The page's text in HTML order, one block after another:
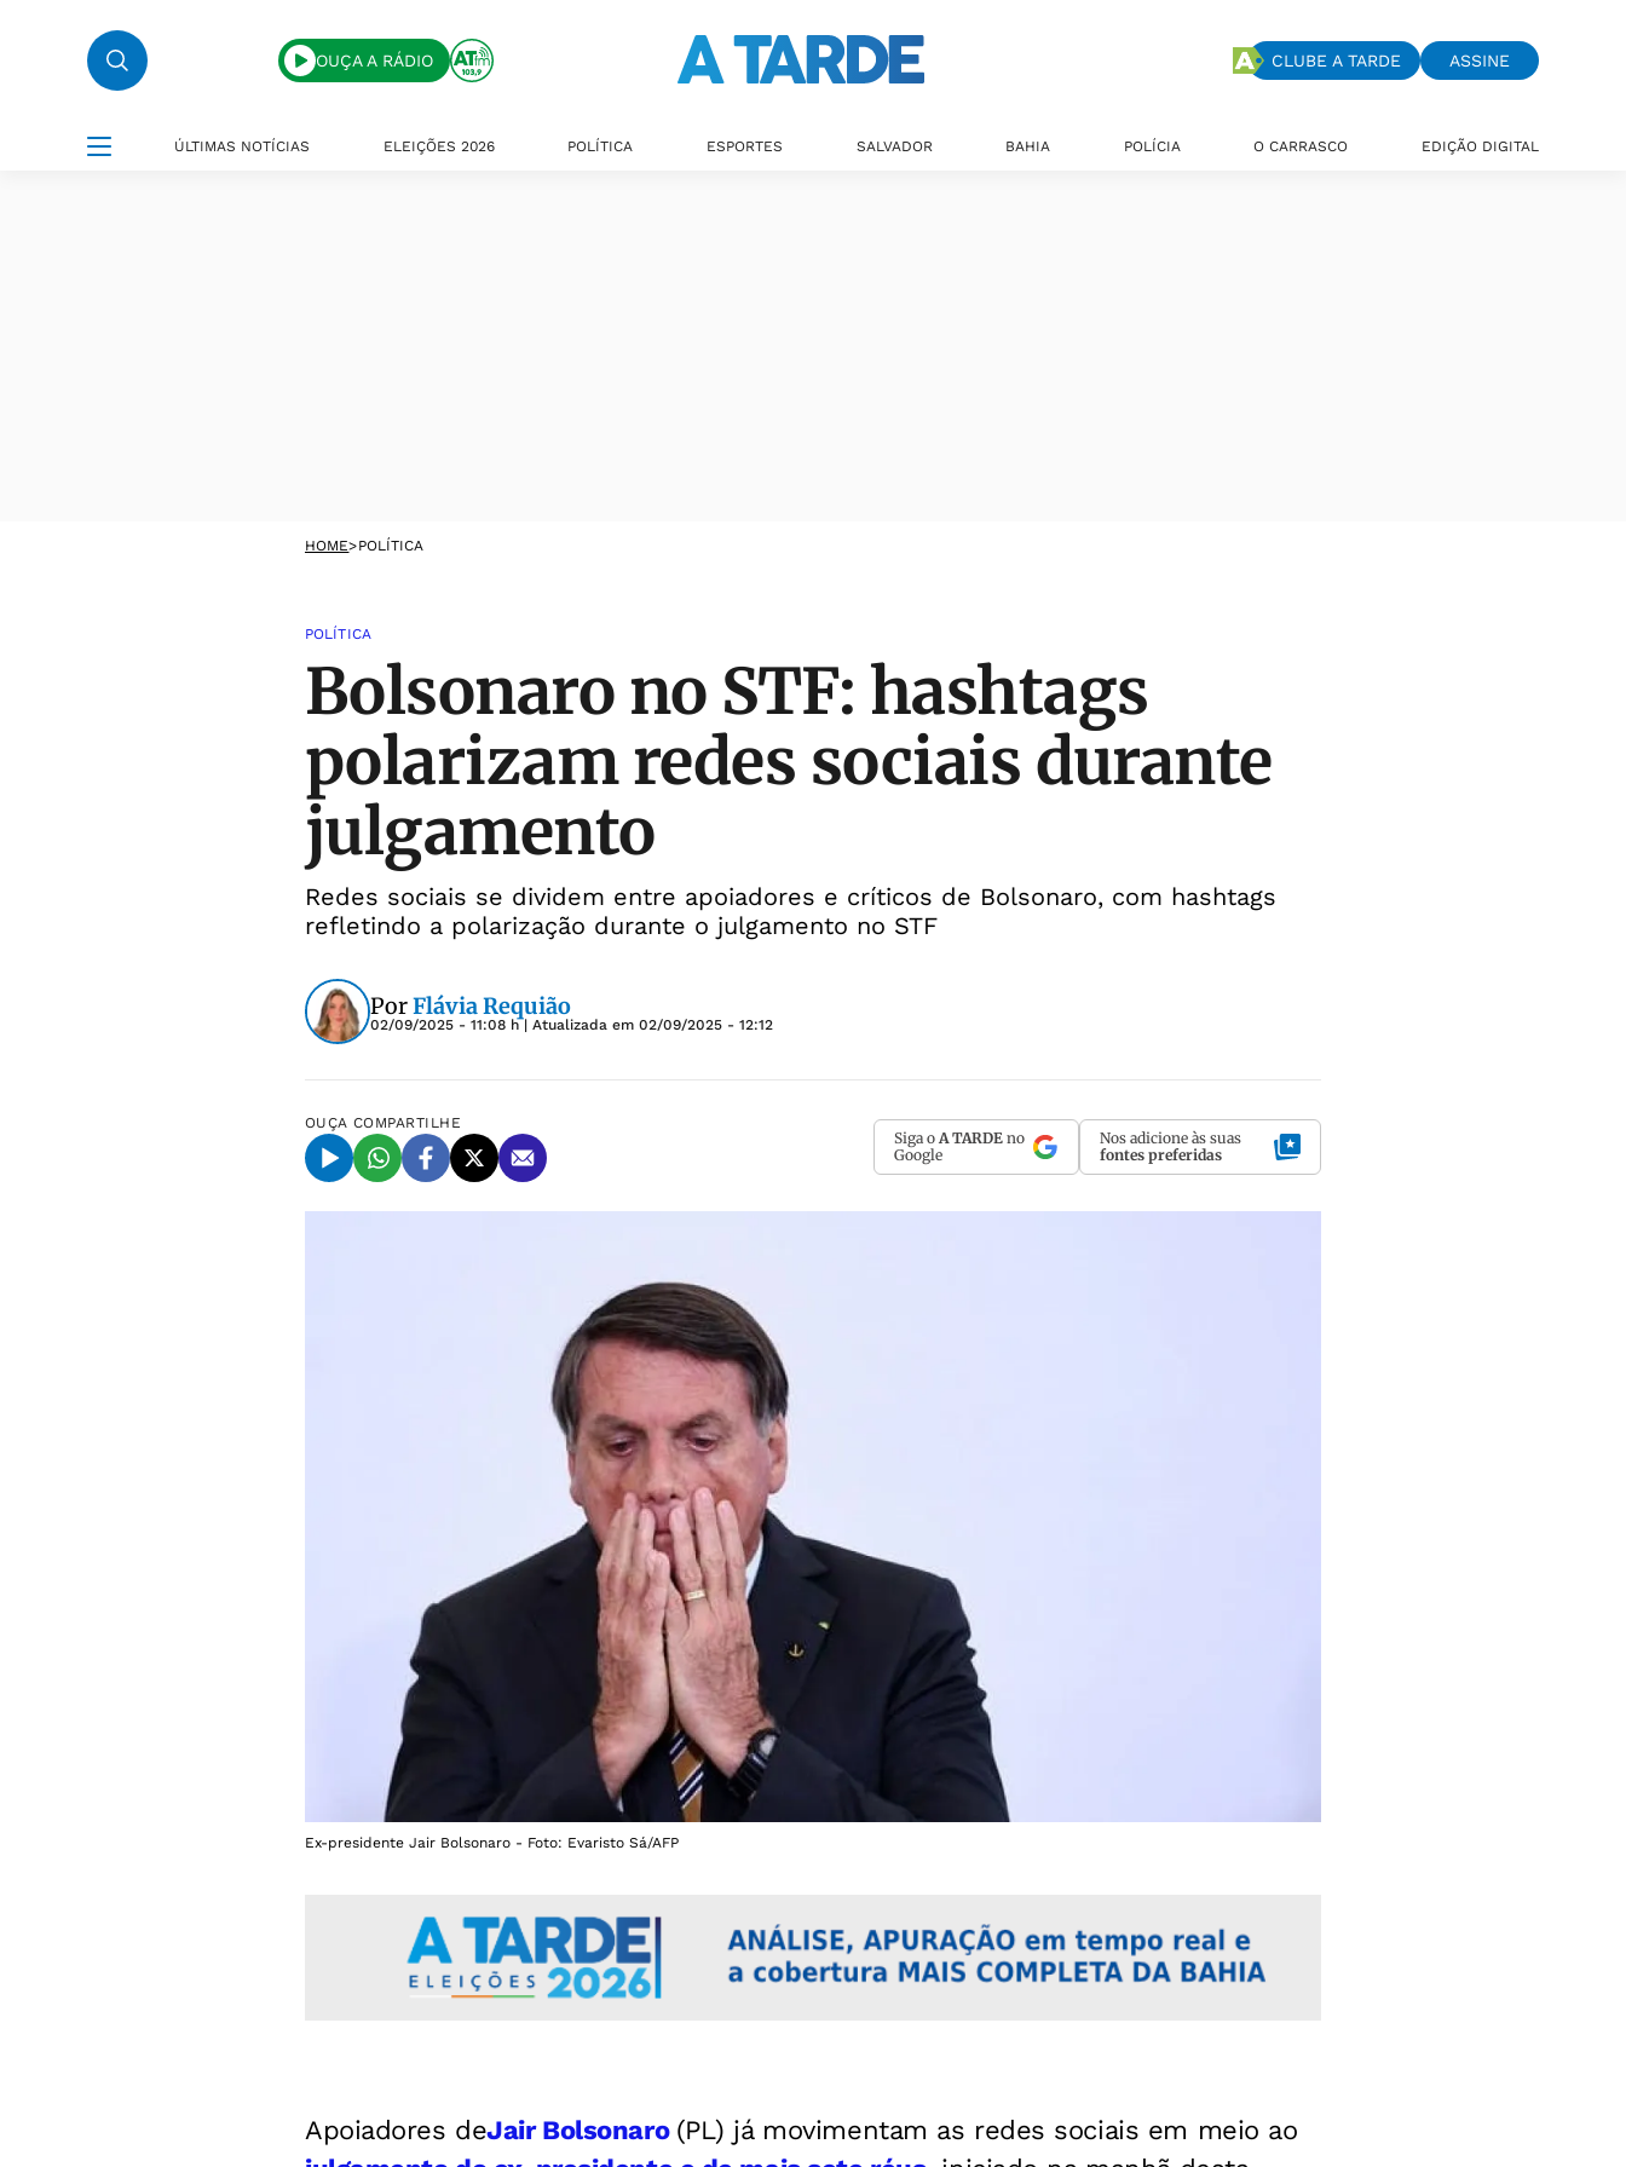
OUÇA A RÁDIO CLUBE A TARDE ASSINE
ÚLTIMAS NOTÍCIAS ELEIÇÕES 2026 POLÍTICA ESPORTES SALVADOR BAHIA POLÍCIA O CARRASCO EDIÇÃO DIGITAL
HOME>POLÍTICA
POLÍTICA
Bolsonaro no STF: hashtags
polarizam redes sociais durante
julgamento
Redes sociais se dividem entre apoiadores e críticos de Bolsonaro, com hashtags
refletindo a polarização durante o julgamento no STF
PorFlávia Requião
02/09/2025 - 11:08 h| Atualizada em 02/09/2025 - 12:12
OUÇA COMPARTILHE
Siga o A TARDE no
Google
Nos adicione às suas
fontes preferidas
Ex-presidente Jair Bolsonaro - Foto: Evaristo Sá/AFP
Apoiadores deJair Bolsonaro (PL) já movimentam as redes sociais em meio ao